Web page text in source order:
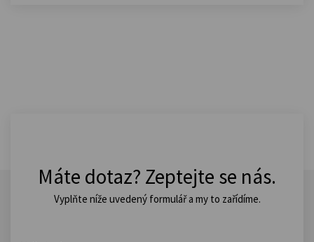
Máte dotaz? Zeptejte se nás.
Vyplňte níže uvedený formulář a my to zařídíme.